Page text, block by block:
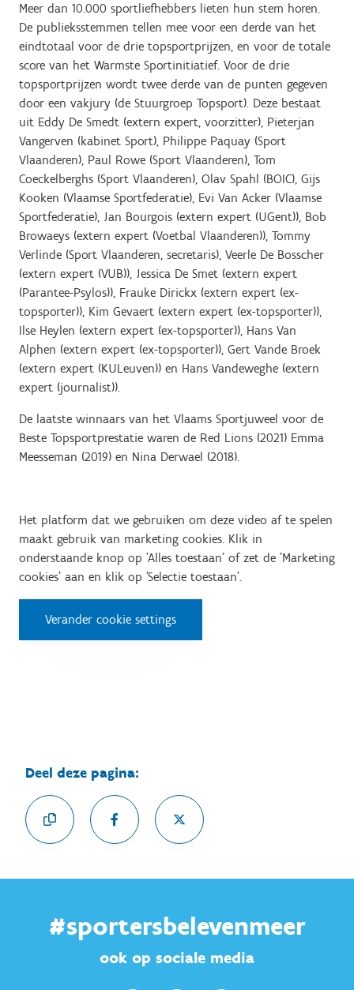
Meer dan 10.000 sportliefhebbers lieten hun stem horen.
De publieksstemmen tellen mee voor een derde van het
eindtotaal voor de drie topsportprijzen, en voor de totale
score van het Warmste Sportinitiatief. Voor de drie
topsportprijzen wordt twee derde van de punten gegeven
door een vakjury (de Stuurgroep Topsport). Deze bestaat
uit Eddy De Smedt (extern expert, voorzitter), Pieterjan
Vangerven (kabinet Sport), Philippe Paquay (Sport
Vlaanderen), Paul Rowe (Sport Vlaanderen), Tom
Coeckelberghs (Sport Vlaanderen), Olav Spahl (BOIC), Gijs
Kooken (Vlaamse Sportfederatie), Evi Van Acker (Vlaamse
Sportfederatie), Jan Bourgois (extern expert (UGent)), Bob
Browaeys (extern expert (Voetbal Vlaanderen)), Tommy
Verlinde (Sport Vlaanderen, secretaris), Veerle De Bosscher
(extern expert (VUB)), Jessica De Smet (extern expert
(Parantee-Psylos)), Frauke Dirickx (extern expert (ex-
topsporter)), Kim Gevaert (extern expert (ex-topsporter)),
Ilse Heylen (extern expert (ex-topsporter)), Hans Van
Alphen (extern expert (ex-topsporter)), Gert Vande Broek
(extern expert (KULeuven)) en Hans Vandeweghe (extern
expert (journalist)).
De laatste winnaars van het Vlaams Sportjuweel voor de
Beste Topsportprestatie waren de Red Lions (2021) Emma
Meesseman (2019) en Nina Derwael (2018).
Het platform dat we gebruiken om deze video af te spelen
maakt gebruik van marketing cookies. Klik in
onderstaande knop op 'Alles toestaan' of zet de 'Marketing
cookies' aan en klik op 'Selectie toestaan'.
Verander cookie settings
Deel deze pagina:
#sportersbelevenmeer
ook op sociale media